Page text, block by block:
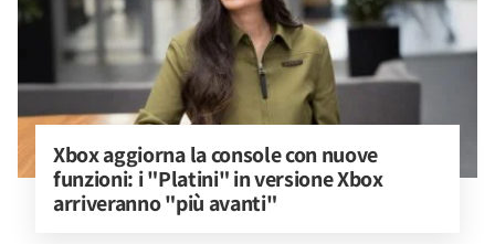
Xbox aggiorna la console con nuove
funzioni: i "Platini" in versione Xbox
arriveranno "più avanti"